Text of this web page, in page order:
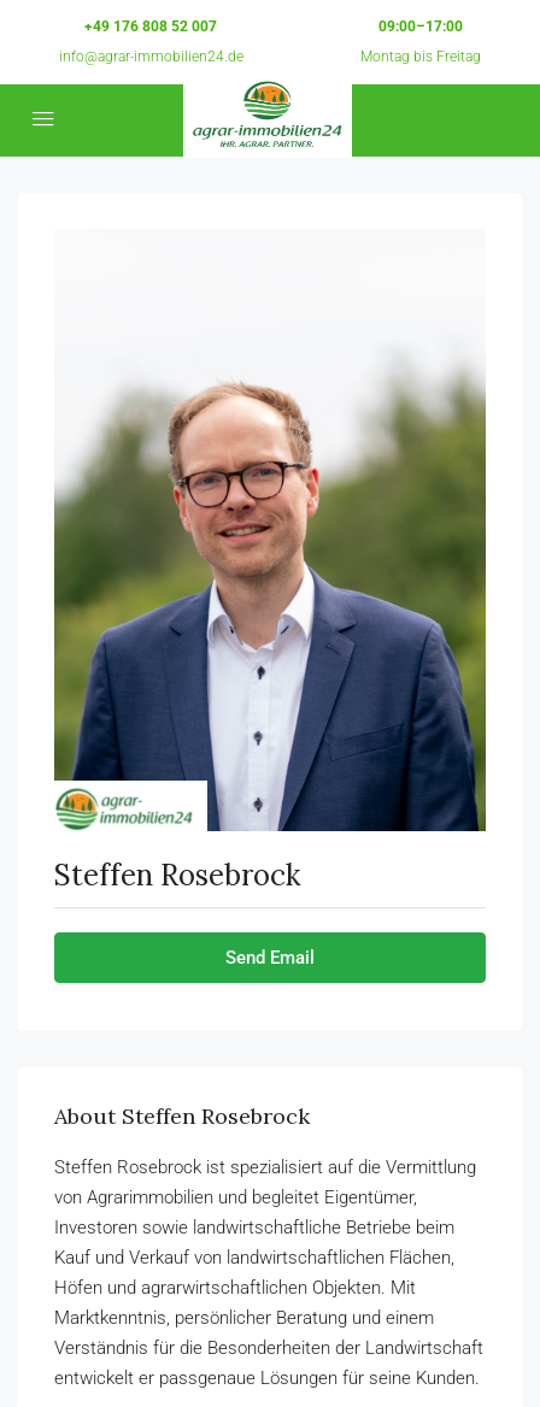
+49 176 808 52 007
info@agrar-immobilien24.de
09:00–17:00
Montag bis Freitag
Steffen Rosebrock
Send Email
About Steffen Rosebrock
Steffen Rosebrock ist spezialisiert auf die Vermittlung
von Agrarimmobilien und begleitet Eigentümer,
Investoren sowie landwirtschaftliche Betriebe beim
Kauf und Verkauf von landwirtschaftlichen Flächen,
Höfen und agrarwirtschaftlichen Objekten. Mit
Marktkenntnis, persönlicher Beratung und einem
Verständnis für die Besonderheiten der Landwirtschaft
entwickelt er passgenaue Lösungen für seine Kunden.